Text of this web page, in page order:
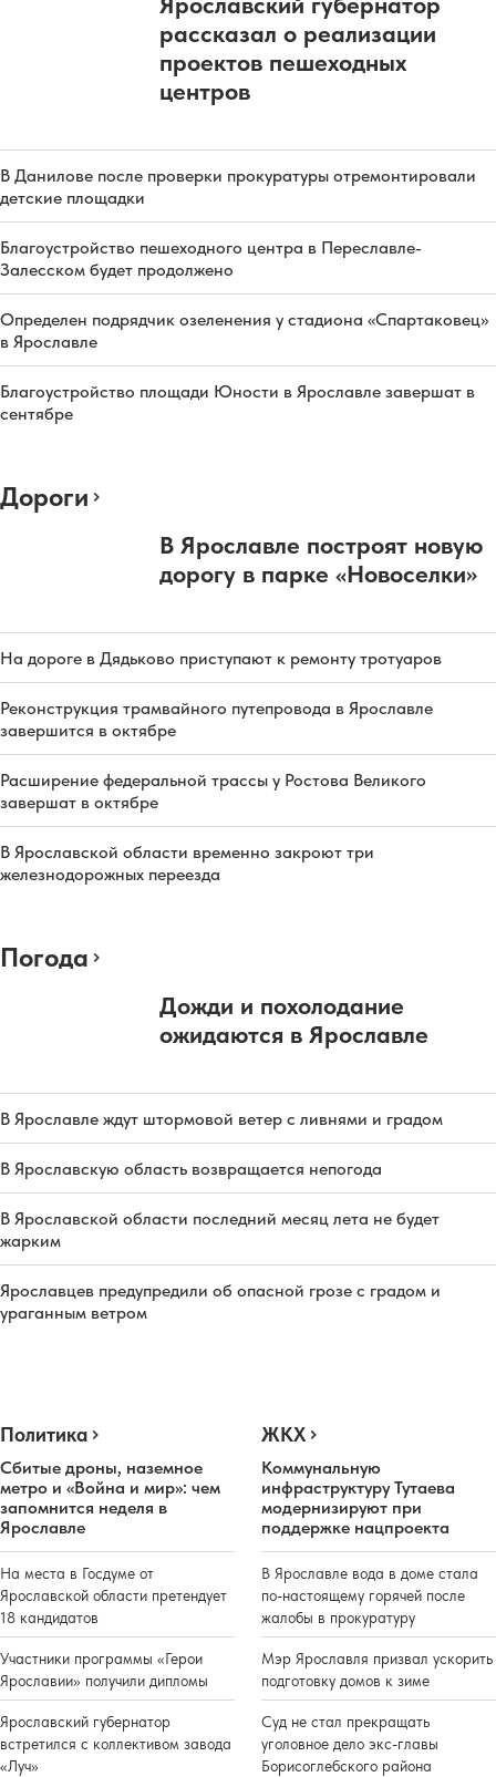
рассказал о реализации
проектов пешеходных
центров
В Данилове после проверки прокуратуры отремонтировали
детские площадки
Благоустройство пешеходного центра в Переславле-
Залесском будет продолжено
Определен подрядчик озеленения у стадиона «Спартаковец»
в Ярославле
Благоустройство площади Юности в Ярославле завершат в
сентябре
Дороги
В Ярославле построят новую
дорогу в парке «Новоселки»
На дороге в Дядьково приступают к ремонту тротуаров
Реконструкция трамвайного путепровода в Ярославле
завершится в октябре
Расширение федеральной трассы у Ростова Великого
завершат в октябре
В Ярославской области временно закроют три
железнодорожных переезда
Погода
Дожди и похолодание
ожидаются в Ярославле
В Ярославле ждут штормовой ветер с ливнями и градом
В Ярославскую область возвращается непогода
В Ярославской области последний месяц лета не будет
жарким
Ярославцев предупредили об опасной грозе с градом и
ураганным ветром
Политика
Сбитые дроны, наземное
метро и «Война и мир»: чем
запомнится неделя в
Ярославле
На места в Госдуме от
Ярославской области претендует
18 кандидатов
Участники программы «Герои
Ярославии» получили дипломы
Ярославский губернатор
встретился с коллективом завода
«Луч»
ЖКХ
Коммунальную
инфраструктуру Тутаева
модернизируют при
поддержке нацпроекта
В Ярославле вода в доме стала
по-настоящему горячей после
жалобы в прокуратуру
Мэр Ярославля призвал ускорить
подготовку домов к зиме
Суд не стал прекращать
уголовное дело экс-главы
Борисоглебского района